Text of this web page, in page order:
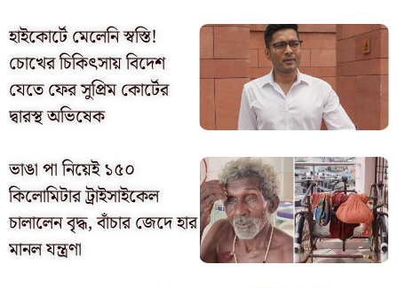
হাইকোর্টে মেলেনি স্বস্তি!
চোখের চিকিৎসায় বিদেশ
যেতে ফের সুপ্রিম কোর্টের
দ্বারস্থ অভিষেক
ভাঙা পা নিয়েই ১৫০
কিলোমিটার ট্রাইসাইকেল
চালালেন বৃদ্ধ, বাঁচার জেদে হার
মানল যন্ত্রণা